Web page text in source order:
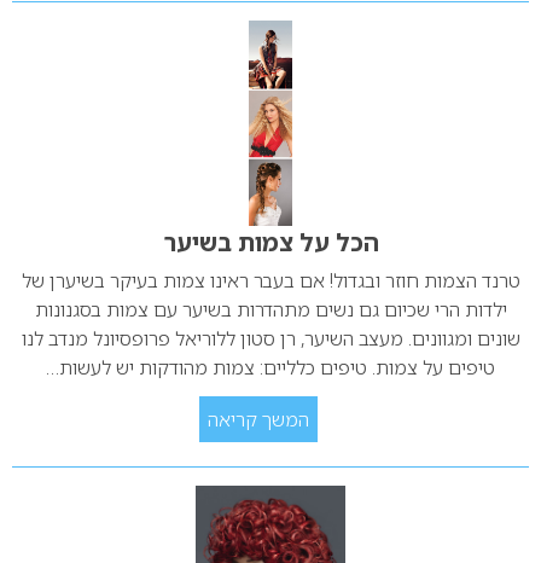
הכל על צמות בשיער
טרנד הצמות חוזר ובגדול! אם בעבר ראינו צמות בעיקר בשיערן של
ילדות הרי שכיום גם נשים מתהדרות בשיער עם צמות בסגנונות
שונים ומגוונים. מעצב השיער, רן סטון ללוריאל פרופסיונל מנדב לנו
טיפים על צמות. טיפים כלליים: צמות מהודקות יש לעשות…
המשך קריאה